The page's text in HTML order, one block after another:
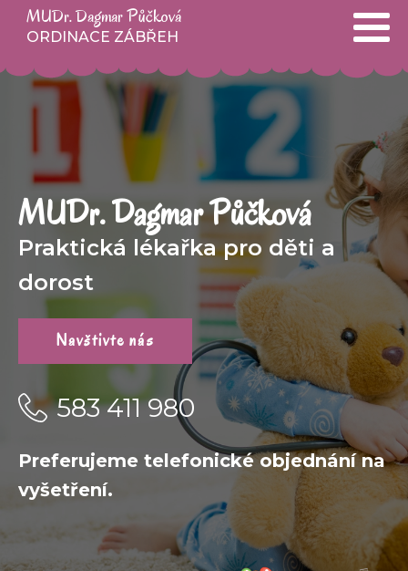
MUDr. Dagmar Půčková
ORDINACE ZÁBŘEH
583 411 980
Preferujeme telefonické objednání na
vyšetření.
MUDr. Dagmar Půčková
Praktická lékařka pro děti a
dorost
Navštivte nás